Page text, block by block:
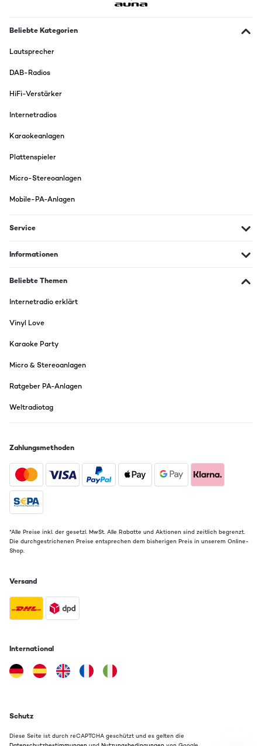
Beliebte Kategorien
Lautsprecher
DAB-Radios
HiFi-Verstärker
Internetradios
Karaokeanlagen
Plattenspieler
Micro-Stereoanlagen
Mobile-PA-Anlagen
Service
Informationen
Beliebte Themen
Internetradio erklärt
Vinyl Love
Karaoke Party
Micro & Stereoanlagen
Ratgeber PA-Anlagen
Weltradiotag
Zahlungsmethoden
*Alle Preise inkl. der gesetzl. MwSt. Alle Rabatte und Aktionen sind zeitlich begrenzt.
Die durchgestrichenen Preise entsprechen dem bisherigen Preis in unserem Online-
Shop.
Versand
International
Schutz
Diese Seite ist durch reCAPTCHA geschützt und es gelten die